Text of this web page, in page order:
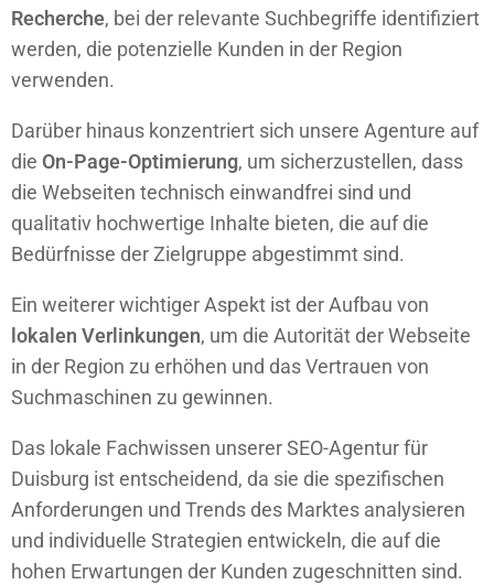
Recherche, bei der relevante Suchbegriffe identifiziert
werden, die potenzielle Kunden in der Region
verwenden.
Darüber hinaus konzentriert sich unsere Agenture auf
die On-Page-Optimierung, um sicherzustellen, dass
die Webseiten technisch einwandfrei sind und
qualitativ hochwertige Inhalte bieten, die auf die
Bedürfnisse der Zielgruppe abgestimmt sind.
Ein weiterer wichtiger Aspekt ist der Aufbau von
lokalen Verlinkungen, um die Autorität der Webseite
in der Region zu erhöhen und das Vertrauen von
Suchmaschinen zu gewinnen.
Das lokale Fachwissen unserer SEO-Agentur für
Duisburg ist entscheidend, da sie die spezifischen
Anforderungen und Trends des Marktes analysieren
und individuelle Strategien entwickeln, die auf die
hohen Erwartungen der Kunden zugeschnitten sind.